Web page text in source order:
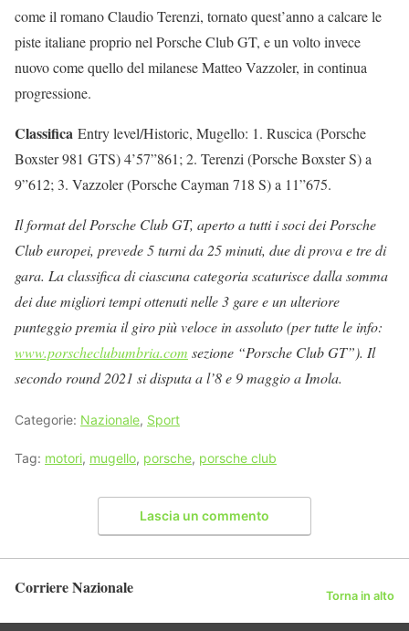
come il romano Claudio Terenzi, tornato quest’anno a calcare le
piste italiane proprio nel Porsche Club GT, e un volto invece
nuovo come quello del milanese Matteo Vazzoler, in continua
progressione.
Classifica Entry level/Historic, Mugello: 1. Ruscica (Porsche
Boxster 981 GTS) 4’57”861; 2. Terenzi (Porsche Boxster S) a
9”612; 3. Vazzoler (Porsche Cayman 718 S) a 11”675.
Il format del Porsche Club GT, aperto a tutti i soci dei Porsche
Club europei, prevede 5 turni da 25 minuti, due di prova e tre di
gara. La classifica di ciascuna categoria scaturisce dalla somma
dei due migliori tempi ottenuti nelle 3 gare e un ulteriore
punteggio premia il giro più veloce in assoluto (per tutte le info:
www.porscheclubumbria.com sezione “Porsche Club GT”). Il
secondo round 2021 si disputa a l’8 e 9 maggio a Imola.
Categorie: Nazionale, Sport
Tag: motori, mugello, porsche, porsche club
Lascia un commento
Corriere Nazionale Torna in alto